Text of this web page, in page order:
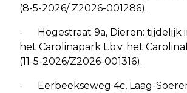
(8-5-2026/ Z2026-001286).
- Hogestraat 9a, Dieren: tijdelijk
het Carolinapark t.b.v. het
(11-5-2026/Z2026-001316).
- Eerbeekseweg 4c, Laag-